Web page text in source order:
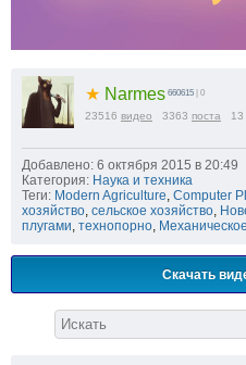
★ Narmes 660615 | 0
23516 видео 3363 поста 13
Добавлено: 6 октября 2015 в 20:49
Категория: Наука и техника
Теги: Modern Agriculture, Computer
хозяйство, сельское хозяйство,
плугами, технопорно,
Скачать